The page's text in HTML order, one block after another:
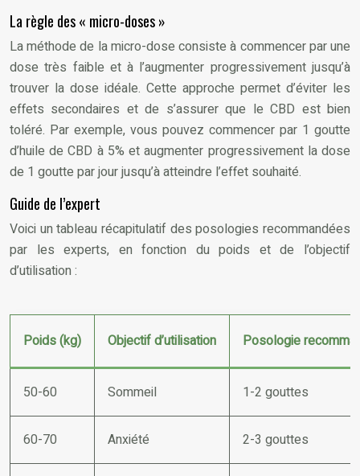
La règle des « micro-doses »
La méthode de la micro-dose consiste à commencer par une
dose très faible et à l’augmenter progressivement jusqu’à
trouver la dose idéale. Cette approche permet d’éviter les
effets secondaires et de s’assurer que le CBD est bien
toléré. Par exemple, vous pouvez commencer par 1 goutte
d’huile de CBD à 5% et augmenter progressivement la dose
de 1 goutte par jour jusqu’à atteindre l’effet souhaité.
Guide de l’expert
Voici un tableau récapitulatif des posologies recommandées
par les experts, en fonction du poids et de l’objectif
d’utilisation :
Poids (kg) Objectif d’utilisation Posologie
50-60 Sommeil 1-2 gouttes
60-70 Anxiété 2-3 gouttes